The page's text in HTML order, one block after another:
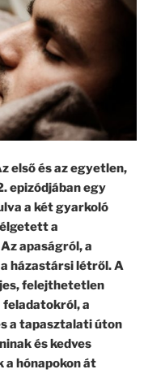
első és az egyetlen,
epizódjában egy
a két gyarkoló
a
apaságról, a
házastársi létről. A
felejthetetlen
feladatokról, a
a tapasztalati úton
és kedves
a hónapokon át